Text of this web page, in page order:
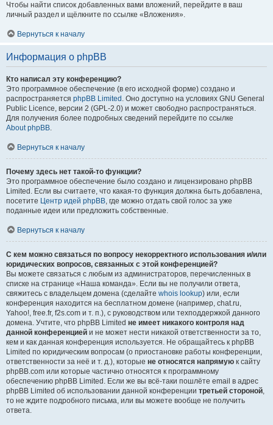
Чтобы найти список добавленных вами вложений, перейдите в ваш
личный раздел и щёлкните по ссылке «Вложения».
Вернуться к началу
Информация о phpBB
Кто написал эту конференцию?
Это программное обеспечение (в его исходной форме) создано и
распространяется phpBB Limited . Оно доступно на условиях GNU General
Public Licence, версии 2 (GPL-2.0) и может свободно распространяться.
Для получения более подробных сведений перейдите по ссылке
About phpBB.
Вернуться к началу
Почему здесь нет такой-то функции?
Это программное обеспечение было создано и лицензировано phpBB
Limited. Если вы считаете, что какая-то функция должна быть добавлена,
посетите Центр идей phpBB, где можно отдать свой голос за уже
поданные идеи или предложить собственные.
Вернуться к началу
С кем можно связаться по вопросу некорректного использования и/или
юридических вопросов, связанных с этой конференцией?
Вы можете связаться с любым из администраторов, перечисленных в
списке на странице «Наша команда». Если вы не получили ответа,
свяжитесь с владельцем домена (сделайте whois lookup) или, если
конференция находится на бесплатном домене (например, chat.ru,
Yahoo!, free.fr, f2s.com и т. п.), с руководством или техподдержкой данного
домена. Учтите, что phpBB Limited не имеет никакого контроля над
данной конференцией и не может нести никакой ответственности за то,
кем и как данная конференция используется. Не обращайтесь к phpBB
Limited по юридическим вопросам (о приостановке работы конференции,
ответственности за неё и т. д.), которые не относятся напрямую к сайту
phpBB.com или которые частично относятся к программному
обеспечению phpBB Limited. Если же вы всё-таки пошлёте email в адрес
phpBB Limited об использовании данной конференции третьей стороной,
то не ждите подробного письма, или вы можете вообще не получить
ответа.